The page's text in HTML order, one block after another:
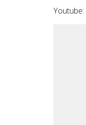
Youtube: